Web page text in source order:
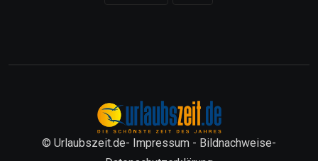
© Urlaubszeit.de- Impressum - Bildnachweise-